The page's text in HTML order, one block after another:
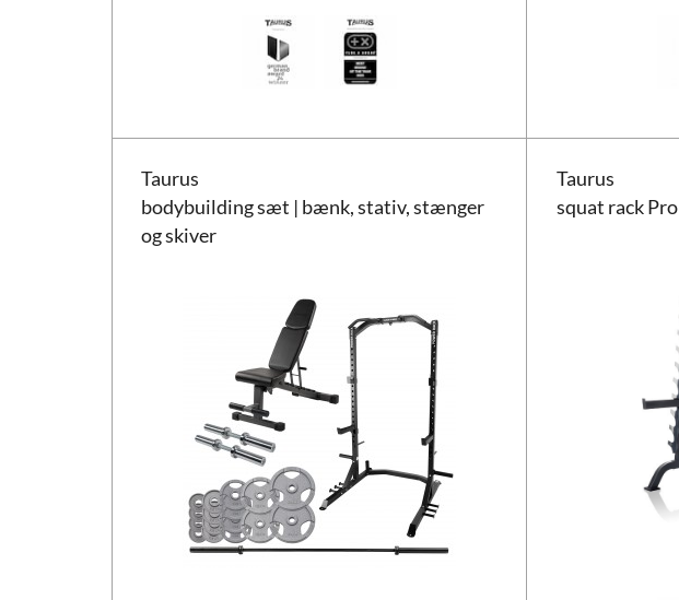
Taurus
bodybuilding sæt | bænk, stativ, stænger
og skiver
Taurus
squat rack Pro